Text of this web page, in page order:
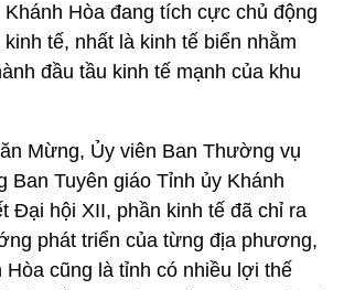
Khánh Hòa đang tích cực chủ động
tế, nhất là kinh tế biển nhằm
đầu tầu kinh tế mạnh của khu
Mừng, Ủy viên Ban Thường vụ
Ban Tuyên giáo Tỉnh ủy Khánh
Đại hội XII, phần kinh tế đã chỉ ra
phát triển của từng địa phương,
Hòa cũng là tỉnh có nhiều lợi thế